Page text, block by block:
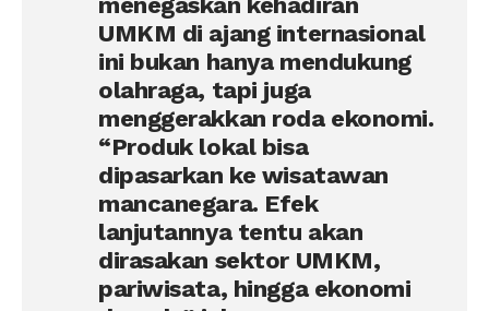
UMKM di ajang internasional
ini bukan hanya mendukung
olahraga, tapi juga
menggerakkan roda ekonomi.
“Produk lokal bisa
dipasarkan ke wisatawan
mancanegara. Efek
lanjutannya tentu akan
dirasakan sektor UMKM,
pariwisata, hingga ekonomi